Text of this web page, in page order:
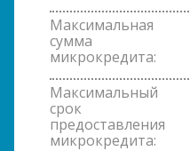
Максимальная
сумма
микрокредита:
Максимальный
срок
предоставления
микрокредита: